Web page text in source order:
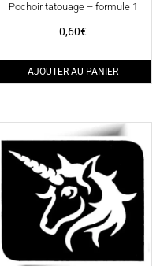
Pochoir tatouage – formule 1
0,60€
AJOUTER AU PANIER